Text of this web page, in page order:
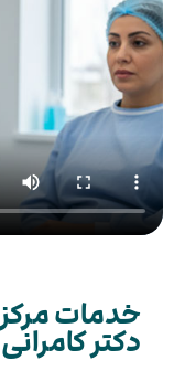
خدمات
دکتر کامرانی